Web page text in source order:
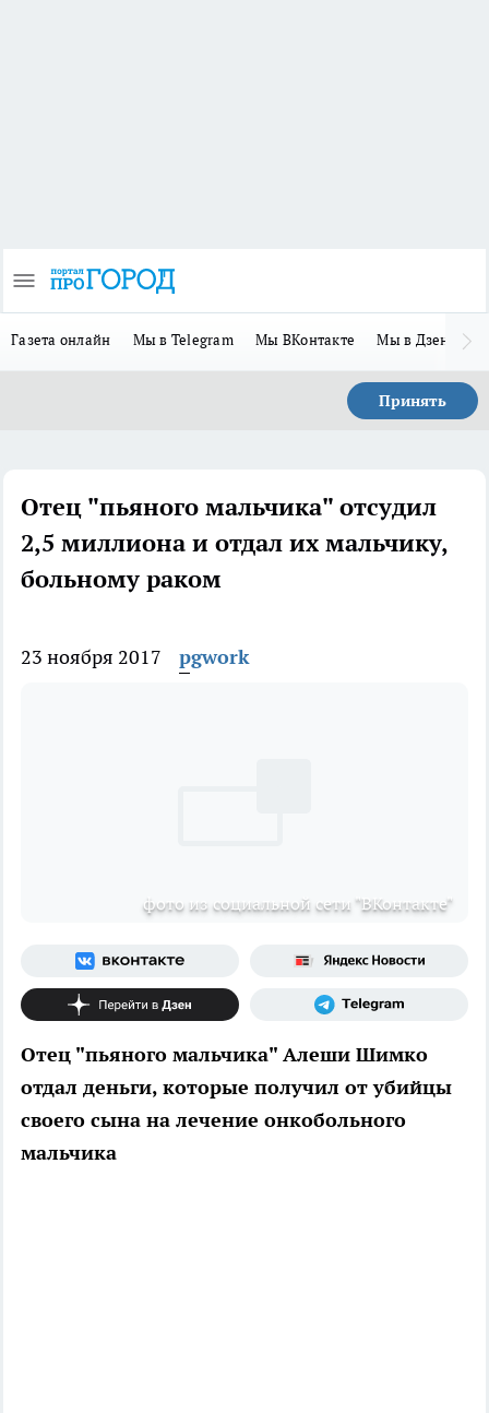
Газета онлайн Мы в Telegram Мы ВКонтакте Мы в Дзене
Принять
Отец "пьяного мальчика" отсудил
2,5 миллиона и отдал их мальчику,
больному раком
23 ноября 2017 pgwork
фото из социальной сети "ВКонтакте"
Отец "пьяного мальчика" Алеши Шимко
отдал деньги, которые получил от убийцы
своего сына на лечение онкобольного
мальчика